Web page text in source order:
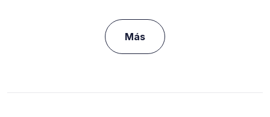
Más